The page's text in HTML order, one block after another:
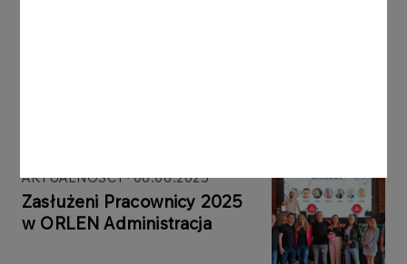
AKTUALNOŚCI 06.06.2025
Zasłużeni Pracownicy 2025
w ORLEN Administracja